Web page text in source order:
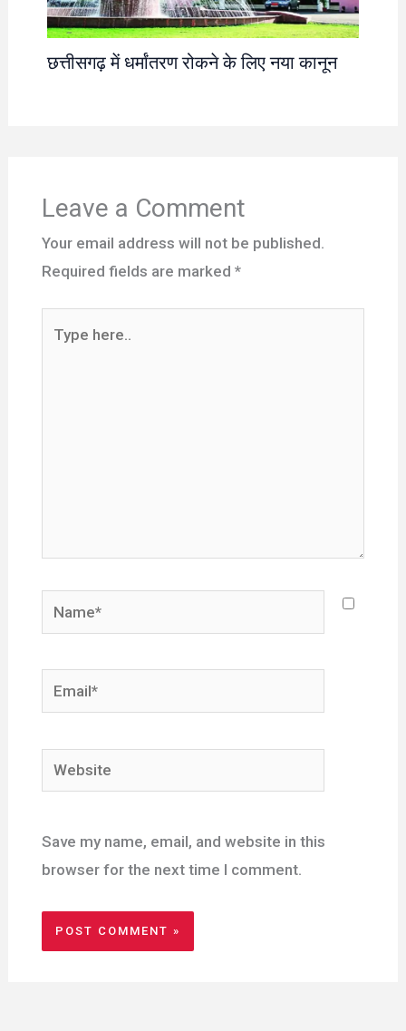
छत्तीसगढ़ में धर्मांतरण रोकने के लिए नया कानून
Leave a Comment
Your email address will not be published.
Required fields are marked *
Name*
Email*
Website
Save my name, email, and website in this
browser for the next time I comment.